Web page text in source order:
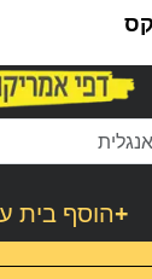
הוסף בית+